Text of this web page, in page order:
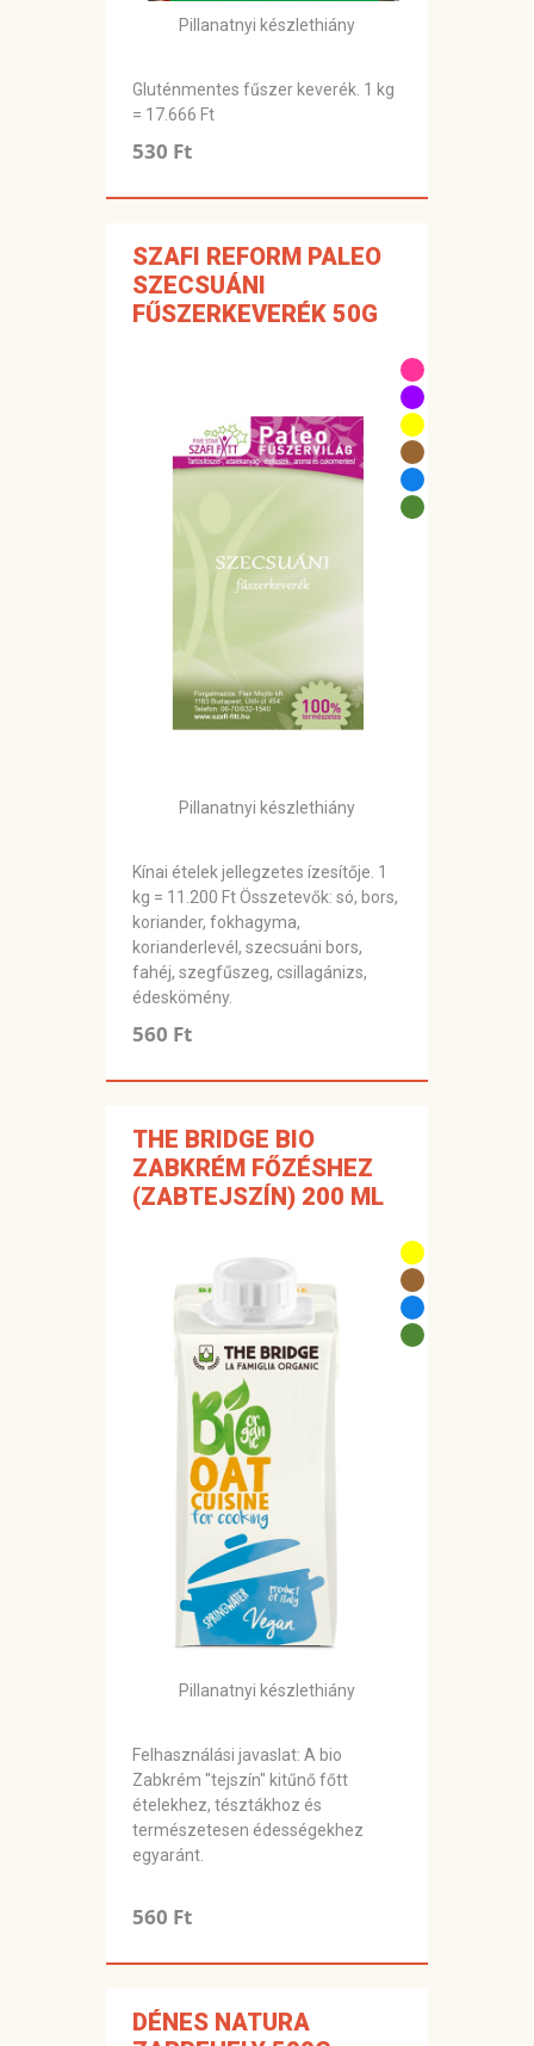
Pillanatnyi készlethiány
Gluténmentes fűszer keverék. 1 kg
= 17.666 Ft
530 Ft
SZAFI REFORM PALEO
SZECSUÁNI
FŰSZERKEVERÉK 50G
Pillanatnyi készlethiány
Kínai ételek jellegzetes ízesítője. 1
kg = 11.200 Ft Összetevők: só, bors,
koriander, fokhagyma,
korianderlevél, szecsuáni bors,
fahéj, szegfűszeg, csillagánizs,
édeskömény.
560 Ft
THE BRIDGE BIO
ZABKRÉM FŐZÉSHEZ
(ZABTEJSZÍN) 200 ML
Pillanatnyi készlethiány
Felhasználási javaslat: A bio
Zabkrém "tejszín" kitűnő főtt
ételekhez, tésztákhoz és
természetesen édességekhez
egyaránt.
560 Ft
DÉNES NATURA